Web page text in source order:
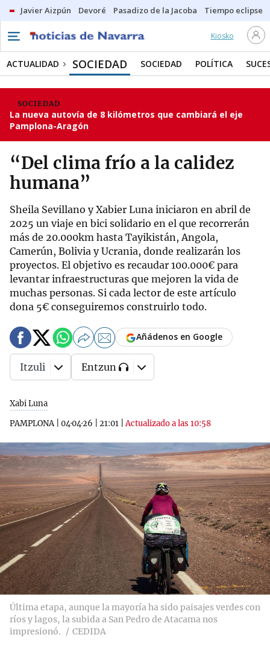
Javier Aizpún Devoré Pasadizo de la Jacoba Tiempo eclipse
Kiosko
ACTUALIDAD SOCIEDAD SOCIEDAD POLÍTICA
SOCIEDAD
La nueva autovía de 8 kilómetros que cambiará el eje
Pamplona-Aragón
“Del clima frío a la calidez
humana”
Sheila Sevillano y Xabier Luna iniciaron en abril de
2025 un viaje en bici solidario en el que recorrerán
más de 20.000km hasta Tayikistán, Angola,
Camerún, Bolivia y Ucrania, donde realizarán los
proyectos. El objetivo es recaudar 100.000€ para
levantar infraestructuras que mejoren la vida de
muchas personas. Si cada lector de este artículo
dona 5€ conseguiremos construirlo todo.
Xabi Luna
PAMPLONA| 04·04·26 21:01 |Actualizado a las 10:58
Añádenos en Google
Itzuli Entzun
Última etapa, aunque la mayoría ha sido paisajes verdes con
ríos y lagos, la subida a San Pedro de Atacama nos
impresionó.
CEDIDA